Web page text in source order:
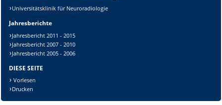
Lösung:
Universitätsklinik für Neuroradiologie
Jahresberichte
Jahresbericht 2011 - 2015
Jahresbericht 2007 - 2010
Jahresbericht 2005 - 2006
DIESE SEITE
Vorlesen
Drucken